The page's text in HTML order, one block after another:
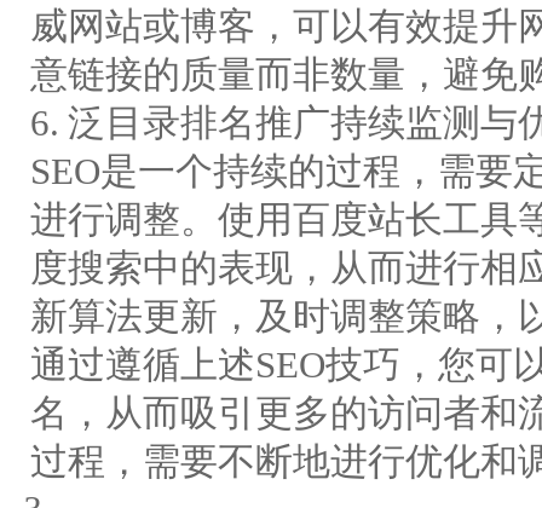
威网站或博客，可以有效提升
意链接的质量而非数量，避免
6. 泛目录排名推广持续监测与
SEO是一个持续的过程，需要
进行调整。使用百度站长工具
度搜索中的表现，从而进行相
新算法更新，及时调整策略，
通过遵循上述SEO技巧，您可
名，从而吸引更多的访问者和
过程，需要不断地进行优化和